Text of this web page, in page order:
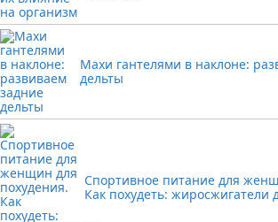
Махи гантелями в наклоне:
дельты
Спортивное питание для
Как похудеть: